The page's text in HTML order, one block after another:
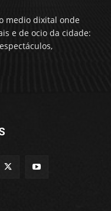
medio dixital onde
e de ocio da cidade: